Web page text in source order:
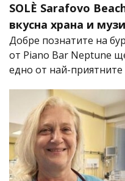
SOLÈ Sarafovo
вкусна храна и
Добре познатите на
от Piano Bar Neptune
едно от най-